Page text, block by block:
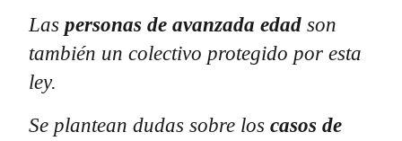
Las personas de avanzada edad son
también un colectivo protegido por esta
ley.
Se plantean dudas sobre los casos de